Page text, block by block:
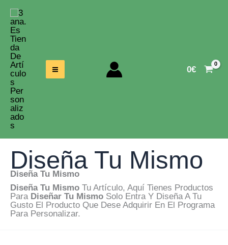
Contenido
0€
Diseña Tu Mismo
Diseña Tu Mismo
Diseña Tu Mismo Tu Artículo, Aquí Tienes Productos
Para Diseñar Tu Mismo Solo Entra Y Diseña A Tu
Gusto El Producto Que Dese Adquirir En El Programa
Para Personalizar.